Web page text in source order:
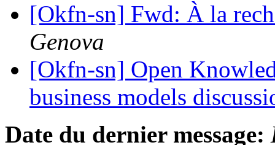
[Okfn-sn] Fwd: À la
Genova
[Okfn-sn] Open
business models
Date du dernier message: